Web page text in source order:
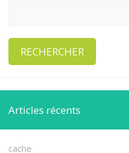
Articles récents
cache